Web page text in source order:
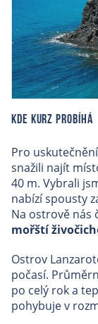
Kde kurz probíhá
Pro
snažili najít
40 m. Vybrali
nabízí spousty
Na ostrově nás
mořští
Ostrov
počasí.
po celý rok a
pohybuje v